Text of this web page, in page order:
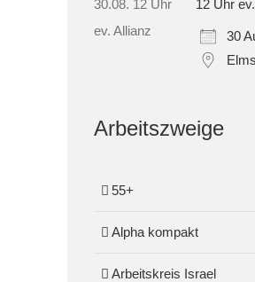
12 Uhr
30
Arbeitszweige
55+
Alpha kompakt
Arbeitskreis Israel